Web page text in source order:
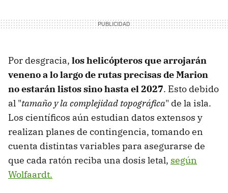
Por desgracia, los helicópteros que arrojarán
veneno a lo largo de rutas precisas de Marion
no estarán listos sino hasta el 2027. Esto debido
al "tamaño y la complejidad topográfica" de la isla.
Los científicos aún estudian datos extensos y
realizan planes de contingencia, tomando en
cuenta distintas variables para asegurarse de
que cada ratón reciba una dosis letal, según
Wolfaardt.